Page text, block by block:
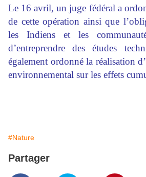
Le 16 avril, un juge fédéral a
de cette opération ainsi que
les Indiens et les
d’entreprendre des études
également ordonné la réalisation
environnemental sur les effets
#Nature
Partager